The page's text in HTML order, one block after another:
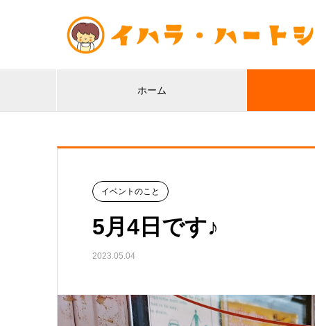
ホーム
イベントのこと
5月4日です♪
2023.05.04